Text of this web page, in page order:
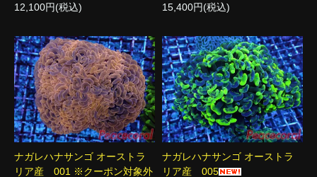
12,100円(税込)
15,400円(税込)
ナガレハナサンゴ オーストラ
リア産 001 ※クーポン対象外
ナガレハナサンゴ オーストラ
リア産 005